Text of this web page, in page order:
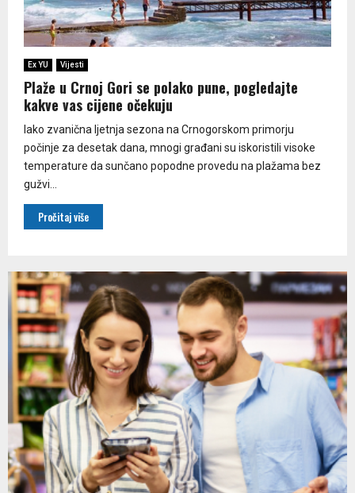
Ex YU Vijesti
Plaže u Crnoj Gori se polako pune, pogledajte
kakve vas cijene očekuju
Iako zvanična ljetnja sezona na Crnogorskom primorju
počinje za desetak dana, mnogi građani su iskoristili visoke
temperature da sunčano popodne provedu na plažama bez
gužvi...
Pročitaj više